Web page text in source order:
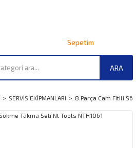
ARA
Sepetim
SERVİS EKİPMANLARI 8 Parça Cam Fitili